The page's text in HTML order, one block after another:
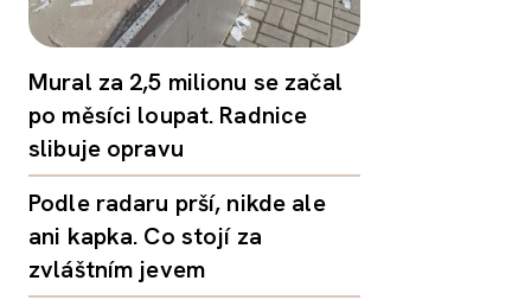
Mural za 2,5 milionu se začal
po měsíci loupat. Radnice
slibuje opravu
Podle radaru prší, nikde ale
ani kapka. Co stojí za
zvláštním jevem